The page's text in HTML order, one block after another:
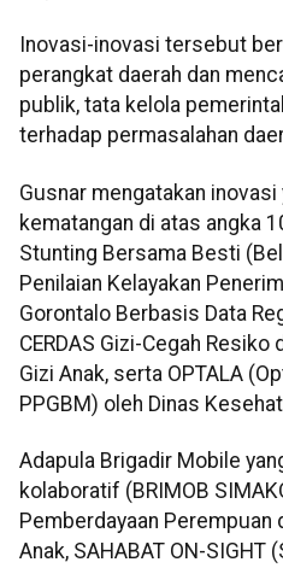
Inovasi-inovasi tersebut
perangkat daerah dan
publik, tata kelola
terhadap permasalahan
Gusnar mengatakan
kematangan di atas angka
Stunting Bersama Besti
Penilaian Kelayakan
Gorontalo Berbasis Data
CERDAS Gizi-Cegah Resiko
Gizi Anak, serta OPTALA
PPGBM) oleh Dinas
Adapula Brigadir Mobile
kolaboratif (BRIMOB
Pemberdayaan Perempuan
Anak, SAHABAT ON-SIGHT